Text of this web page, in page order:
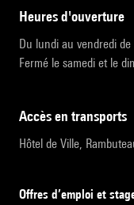
heures d'ouverture
Du lundi au vendredi
Fermé le samedi et le
accès en transports
Hôtel de Ville,
Offres d’emploi et